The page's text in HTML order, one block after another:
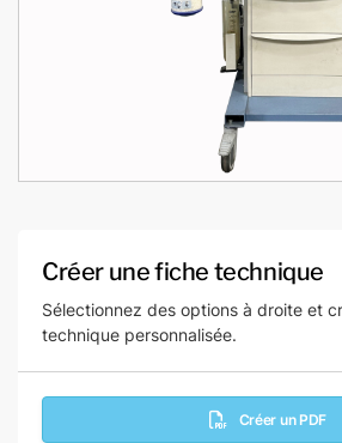
Créer une fiche technique
Sélectionnez des options à droite et
technique personnalisée.
Créer un PDF